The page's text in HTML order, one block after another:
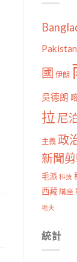
Pakistan
國 伊朗
吳德朗
拉 尼
主義 政
新聞
毛派 科技
西藏 講座
地夫
統計